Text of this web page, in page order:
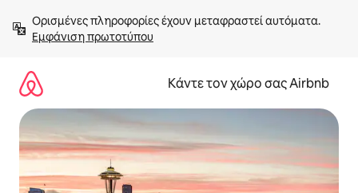
στο
περιεχόμενοΕμφάνιση πρωτοτύπου
Κάντε τον χώρο σας Airbnb